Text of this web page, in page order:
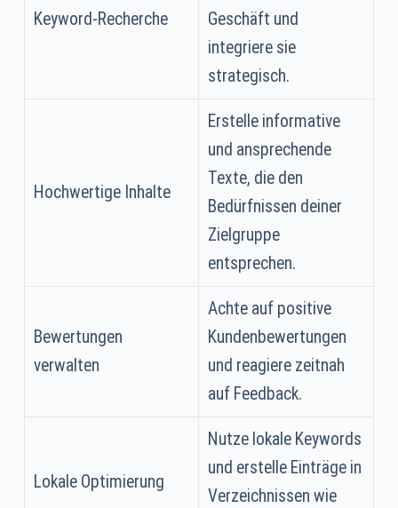
Keyword-Recherche
Geschäft und
integriere sie
strategisch.
Hochwertige Inhalte
Erstelle informative
und ansprechende
Texte, die den
Bedürfnissen deiner
Zielgruppe
entsprechen.
Bewertungen
verwalten
Achte auf positive
Kundenbewertungen
und reagiere zeitnah
auf Feedback.
Lokale Optimierung
Nutze lokale Keywords
und erstelle Einträge in
Verzeichnissen wie